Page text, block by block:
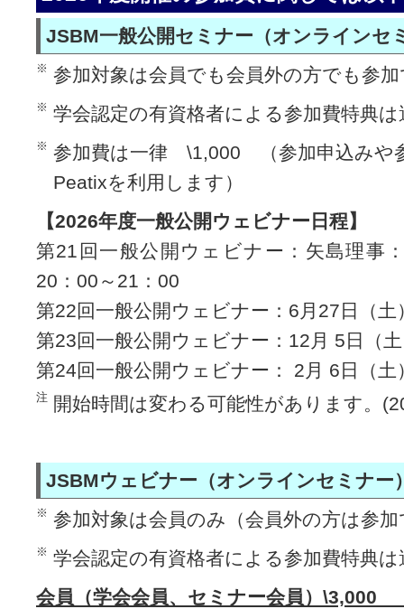
JSBM一般公開セミナー（オンラインセ
※ 参加対象は会員でも会員外の方でも参
※ 学会認定の有資格者による参加費特典
※ 参加費は一律 \1,000 （参加申込みや
Peatixを利用します）
【2026年度一般公開ウェビナー日程】
第21回一般公開ウェビナー：矢島理事
20：00～21：00
第22回一般公開ウェビナー：6月27日（
第23回一般公開ウェビナー：12月 5日（
第24回一般公開ウェビナー： 2月 6日（
注 開始時間は変わる可能性があります。
JSBMウェビナー（オンラインセミナー
※ 参加対象は会員のみ（会員外の方は参
※ 学会認定の有資格者による参加費特典
会員（学会会員、セミナー会員）